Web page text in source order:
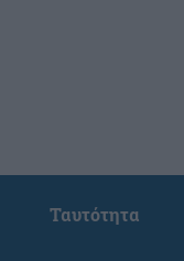
Ταυτότητα